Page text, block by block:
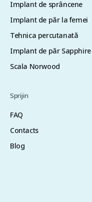
Implant de sprâncene
Implant de păr la femei
Tehnica percutanată
Implant de păr Sapphire
Scala Norwood
Sprijin
FAQ
Contacts
Blog